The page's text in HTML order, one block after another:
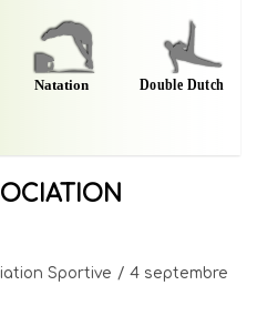
Sportive
4 septembre